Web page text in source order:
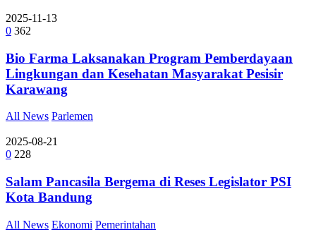
2025-11-13
0 362
Bio Farma Laksanakan Program Pemberdayaan
Lingkungan dan Kesehatan Masyarakat Pesisir
Karawang
All News Parlemen
2025-08-21
0 228
Salam Pancasila Bergema di Reses Legislator PSI
Kota Bandung
All News Ekonomi Pemerintahan